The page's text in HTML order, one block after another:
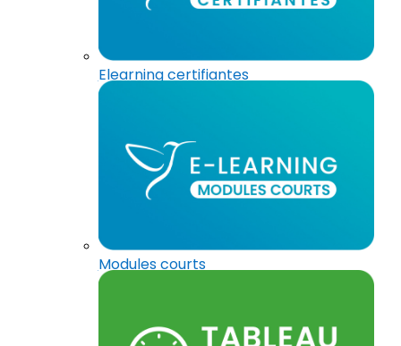
Elearning certifiantes
Modules courts